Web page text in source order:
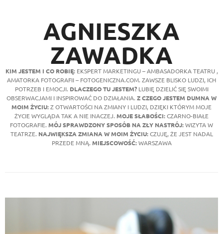
AGNIESZKA
ZAWADKA
KIM JESTEM I CO ROBIĘ:EKSPERT MARKETINGU – AMBASADORKA TEATRU ,
AMATORKA FOTOGRAFII – FOTOGENICZNA.COM. ZAWSZE BLISKO LUDZI, ICH
POTRZEB I EMOCJI. DLACZEGO TU JESTEM?LUBIĘ DZIELIĆ SIĘ SWOIMI
OBSERWACJAMI I INSPIROWAĆ DO DZIAŁANIA. Z CZEGO JESTEM DUMNA W
MOIM ŻYCIU:Z OTWARTOŚCI NA ZMIANY I LUDZI, DZIĘKI KTÓRYM MOJE
ŻYCIE WYGLĄDA TAK A NIE INACZEJ. MOJE SŁABOŚCI:CZARNO-BIAŁE
FOTOGRAFIE. MÓJ SPRAWDZONY SPOSÓB NA ZŁY NASTRÓJ:WIZYTA W
TEATRZE. NAJWIĘKSZA ZMIANA W MOIM ŻYCIU:CZUJĘ, ŻE JEST NADAL
PRZEDE MNĄ. MIEJSCOWOŚĆ:WARSZAWA